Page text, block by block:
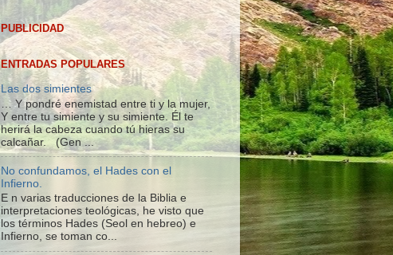
PUBLICIDAD
ENTRADAS POPULARES
Las dos simientes
… Y pondré enemistad entre ti y la mujer,
Y entre tu simiente y su simiente. Él te
herirá la cabeza cuando tú hieras su
calcañar. (Gen ...
No confundamos, el Hades con el
Infierno.
E n varias traducciones de la Biblia e
interpretaciones teológicas, he visto que
los términos Hades (Seol en hebreo) e
Infierno, se toman co...